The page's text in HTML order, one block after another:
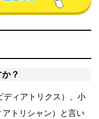
？
ディアトリクス）、小
トリシャン）と言い